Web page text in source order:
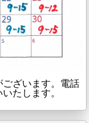
ざいます。電話
たします。